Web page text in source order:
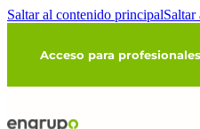
Saltar al contenido principalSaltar
Acceso para